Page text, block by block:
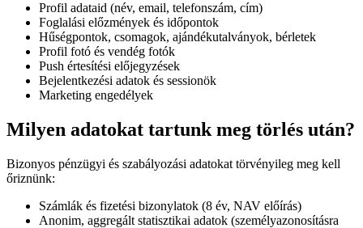
Profil adataid (név, email, telefonszám, cím)
Foglalási előzmények és időpontok
Hűségpontok, csomagok, ajándékutalványok, bérletek
Profil fotó és vendég fotók
Push értesítési előjegyzések
Bejelentkezési adatok és sessionök
Marketing engedélyek
Milyen adatokat tartunk meg törlés után?
Bizonyos pénzügyi és szabályozási adatokat törvényileg meg kell
őriznünk:
Számlák és fizetési bizonylatok (8 év, NAV előírás)
Anonim, aggregált statisztikai adatok (személyazonosításra